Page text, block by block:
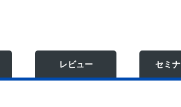
レビュー セミ